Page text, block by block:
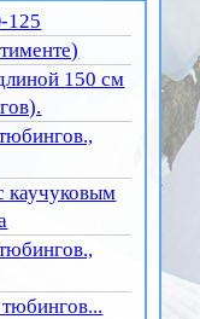
125
150 см
каучуковым